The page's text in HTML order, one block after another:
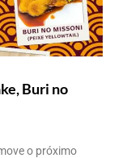
Buri no
o próximo